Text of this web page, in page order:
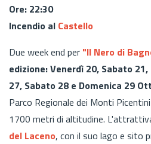
Ore: 22:30
Incendio al Castello
Due week end per "Il Nero di
edizione: Venerdì 20, Sabato
27, Sabato 28 e Domenica 29
Parco Regionale dei Monti
1700 metri di altitudine.
del Laceno, con il suo lago e sito